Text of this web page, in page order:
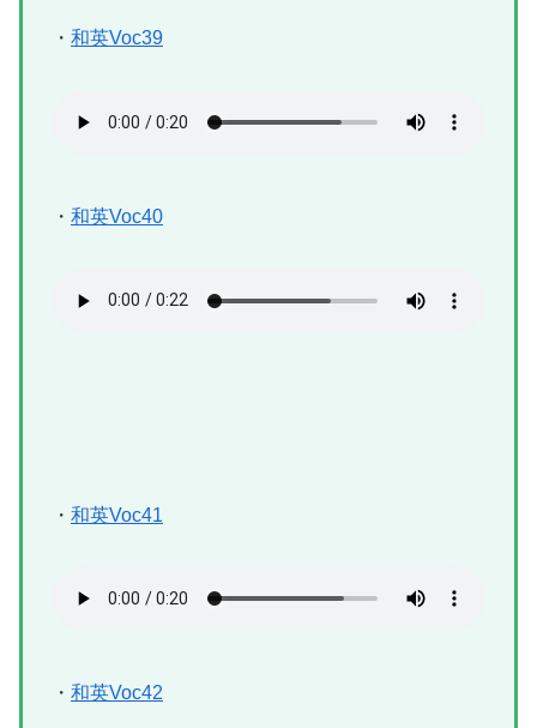
・ 和英Voc39
・ 和英Voc40
・ 和英Voc41
・ 和英Voc42